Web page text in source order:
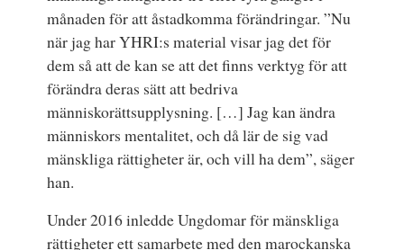
månaden för att åstadkomma förändringar. ”Nu
när jag har YHRI:s material visar jag det för
dem så att de kan se att det finns verktyg för att
förändra deras sätt att bedriva
människorättsupplysning. […] Jag kan ändra
människors mentalitet, och då lär de sig vad
mänskliga rättigheter är, och vill ha dem”, säger
han.
Under 2016 inledde Ungdomar för mänskliga
rättigheter ett samarbete med den marockanska